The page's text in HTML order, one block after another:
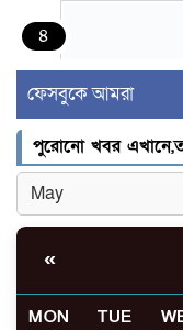
৪
৫
ফেসবুকে আমরা
পুরোনো খবর
«
MON TUE